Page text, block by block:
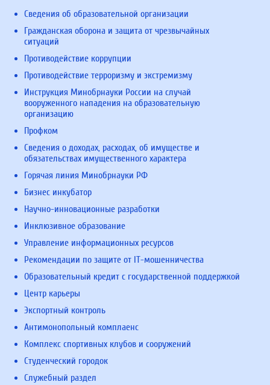
Сведения об образовательной организации
Гражданская оборона и защита от чрезвычайных
ситуаций
Противодействие коррупции
Противодействие терроризму и экстремизму
Инструкция Минобрнауки России на случай
вооруженного нападения на образовательную
организацию
Профком
Сведения о доходах, расходах, об имуществе и
обязательствах имущественного характера
Горячая линия Минобрнауки РФ
Бизнес инкубатор
Научно-инновационные разработки
Инклюзивное образование
Управление информационных ресурсов
Рекомендации по защите от IT-мошенничества
Образовательный кредит с государственной поддержкой
Центр карьеры
Экспортный контроль
Антимонопольный комплаенс
Комплекс спортивных клубов и сооружений
Студенческий городок
Служебный раздел